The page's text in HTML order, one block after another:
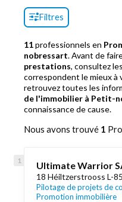
Filtres
11professionnels en
nobressart. Avant de
prestations, consultez les
correspondent le mieux à
retrouvez toutes les
de l'immobilier à Petit-
connaissance de cause.
Nous avons trouvé 1
Ultimate Warrior
18 Héiltzerstrooss L-
Pilotage de projets de
Promotion immobilière